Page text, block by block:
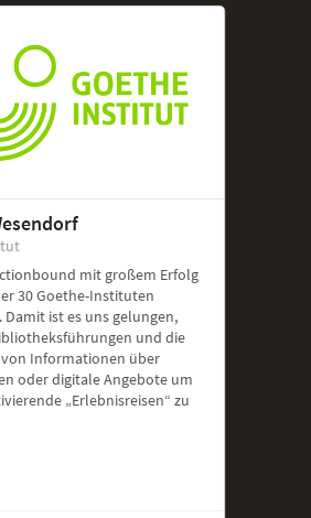
mit großem Erfolg
30 Goethe-Instituten
ist es uns gelungen,
und die
Informationen über
oder digitale Angebote um
„Erlebnisreisen“ zu